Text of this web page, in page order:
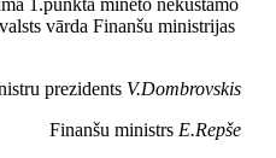
vārda Finanšu ministrijas
prezidents V.Dombrovskis
Finanšu ministrs E.Repše